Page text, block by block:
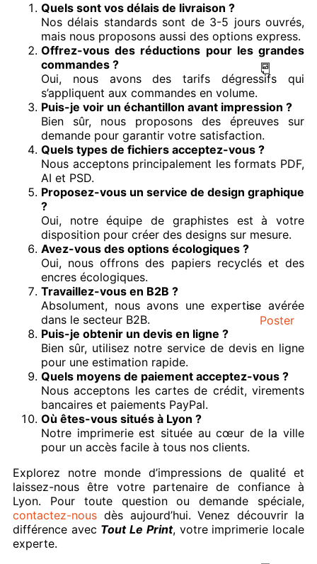
Poster
Quels sont vos délais de livraison ?
Nos délais standards sont de 3-5 jours ouvrés,
mais nous proposons aussi des options express.
Offrez-vous des réductions pour les grandes
commandes ?
Oui, nous avons des tarifs dégressifs qui
s’appliquent aux commandes en volume.
Puis-je voir un échantillon avant impression ?
Bien sûr, nous proposons des épreuves sur
demande pour garantir votre satisfaction.
Quels types de fichiers acceptez-vous ?
Nous acceptons principalement les formats PDF,
AI et PSD.
Proposez-vous un service de design graphique
?
Oui, notre équipe de graphistes est à votre
disposition pour créer des designs sur mesure.
Avez-vous des options écologiques ?
Oui, nous offrons des papiers recyclés et des
encres écologiques.
Travaillez-vous en B2B ?
Absolument, nous avons une expertise avérée
dans le secteur B2B.
Puis-je obtenir un devis en ligne ?
Bien sûr, utilisez notre service de devis en ligne
pour une estimation rapide.
Quels moyens de paiement acceptez-vous ?
Nous acceptons les cartes de crédit, virements
bancaires et paiements PayPal.
Où êtes-vous situés à Lyon ?
Notre imprimerie est située au cœur de la ville
pour un accès facile à tous nos clients.
Explorez notre monde d’impressions de qualité et
laissez-nous être votre partenaire de confiance à
Lyon. Pour toute question ou demande spéciale,
contactez-nous dès aujourd’hui. Venez découvrir la
différence avec Tout Le Print, votre imprimerie locale
experte.